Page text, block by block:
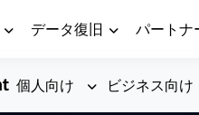
データ復旧 パートナ
個人向け ビジネス向け